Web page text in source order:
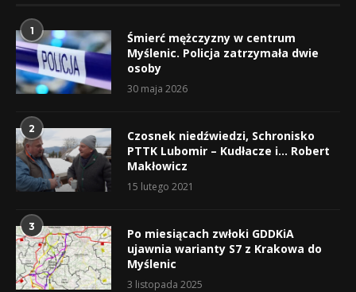
1
Śmierć mężczyzny w centrum
Myślenic. Policja zatrzymała dwie
osoby
30 maja 2026
2
Czosnek niedźwiedzi, Schronisko
PTTK Lubomir – Kudłacze i… Robert
Makłowicz
15 lutego 2021
3
Po miesiącach zwłoki GDDKiA
ujawnia warianty S7 z Krakowa do
Myślenic
3 listopada 2025